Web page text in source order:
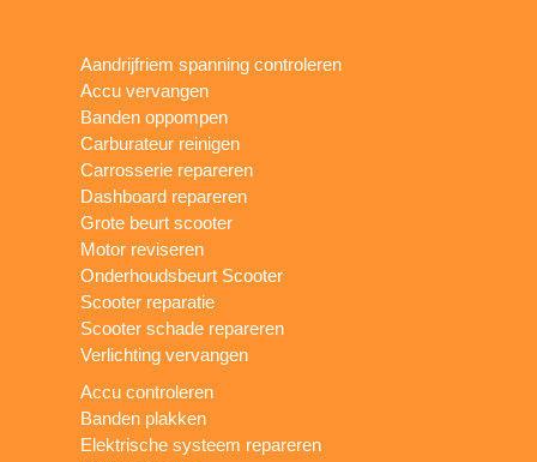
Aandrijfriem spanning controleren
Accu vervangen
Banden oppompen
Carburateur reinigen
Carrosserie repareren
Dashboard repareren
Grote beurt scooter
Motor reviseren
Onderhoudsbeurt Scooter
Scooter reparatie
Scooter schade repareren
Verlichting vervangen
Accu controleren
Banden plakken
Elektrische systeem repareren